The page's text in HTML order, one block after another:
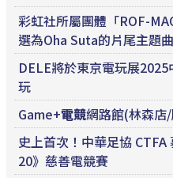
彩虹社所屬團體「ROF-
選為Oha Suta的片尾主題
DELE將於東京電玩展
玩
Game+電競網路館(林森店
史上首次！中華足協
20》慈善電競賽